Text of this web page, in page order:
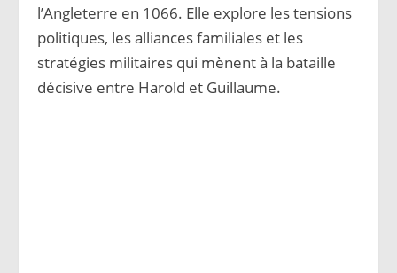
l’Angleterre en 1066. Elle explore les tensions
politiques, les alliances familiales et les
stratégies militaires qui mènent à la bataille
décisive entre Harold et Guillaume.